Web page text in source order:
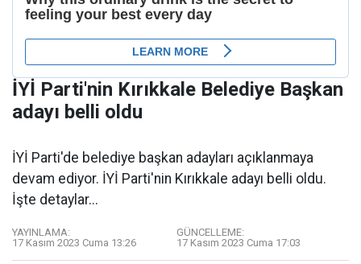
İYİ Parti'nin Kırıkkale Belediye Başkan
adayı belli oldu
İYİ Parti'de belediye başkan adayları açıklanmaya
devam ediyor. İYİ Parti'nin Kırıkkale adayı belli oldu.
İşte detaylar...
YAYINLAMA:
17 Kasım 2023 Cuma 13:26
GÜNCELLEME:
17 Kasım 2023 Cuma 17:03